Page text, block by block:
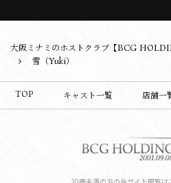
大阪ミナミのホストクラブ【BCG
雪（Yuki）
TOP キャスト一覧 店舗一